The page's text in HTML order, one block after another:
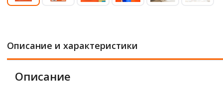
Описание и характеристики
Описание